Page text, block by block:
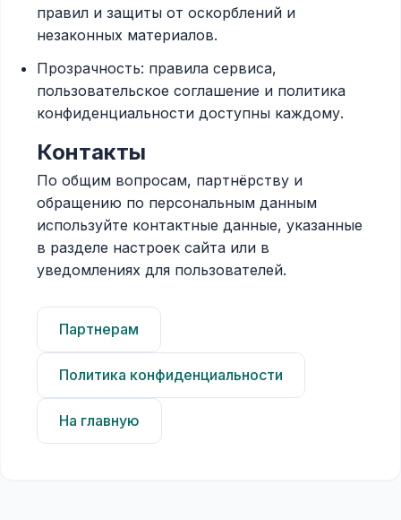
правил и защиты от оскорблений и
незаконных материалов.
Прозрачность: правила сервиса,
пользовательское соглашение и политика
конфиденциальности доступны каждому.
Контакты
По общим вопросам, партнёрству и
обращению по персональным данным
используйте контактные данные, указанные
в разделе настроек сайта или в
уведомлениях для пользователей.
Партнерам
Политика конфиденциальности
На главную